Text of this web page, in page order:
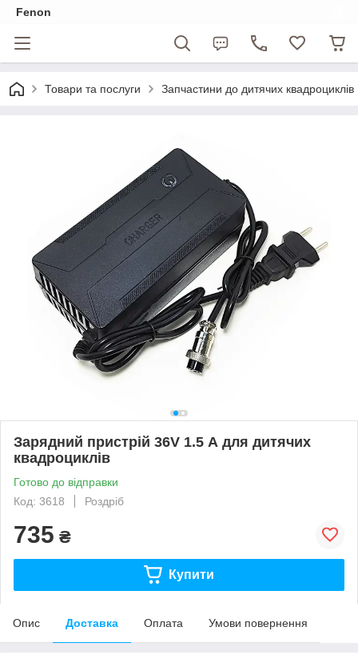
Fenon
Товари та послуги Запчастини до дитячих квадроциклів
Зарядний пристрій 36V 1.5 А для дитячих
квадроциклів
Готово до відправки
Код: 3618
Роздріб
735 ₴
Купити
Опис Доставка Оплата Умови повернення